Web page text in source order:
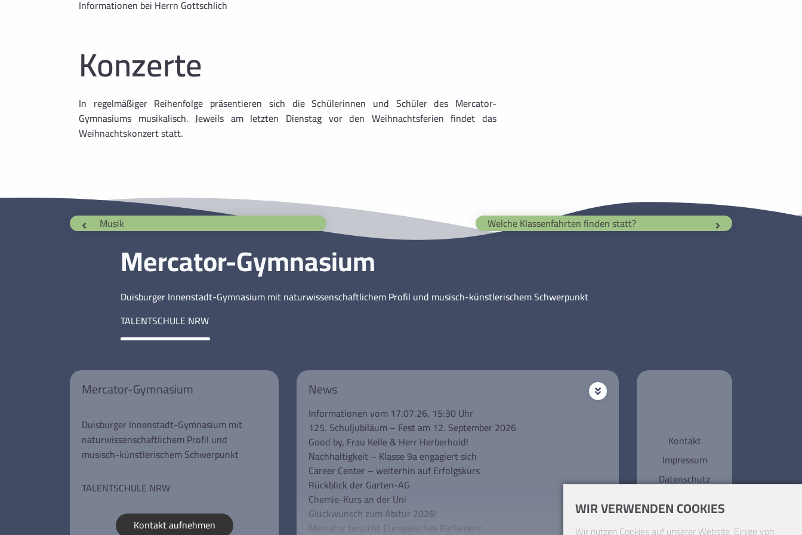
Informationen bei Herrn Gottschlich
Konzerte
In regelmäßiger Reihenfolge präsentieren sich die Schülerinnen und Schüler des Mercator-
Gymnasiums musikalisch. Jeweils am letzten Dienstag vor den Weihnachtsferien findet das
Weihnachtskonzert statt.
Musik Welche Klassenfahrten finden statt?
Mercator-Gymnasium
Duisburger Innenstadt-Gymnasium mit naturwissenschaftlichem Profil und musisch-künstlerischem Schwerpunkt
TALENTSCHULE NRW
Mercator-Gymnasium
Duisburger Innenstadt-Gymnasium mit
naturwissenschaftlichem Profil und
musisch-künstlerischem Schwerpunkt
TALENTSCHULE NRW
Kontakt aufnehmen
News
Informationen vom 17.07.26, 15:30 Uhr
125. Schuljubiläum – Fest am 12. September 2026
Good by, Frau Kelle & Herr Herberhold!
Nachhaltigkeit – Klasse 9a engagiert sich
Career Center – weiterhin auf Erfolgskurs
Rückblick der Garten-AG
Chemie-Kurs an der Uni
Glückwunsch zum Abitur 2026!
Mercator besucht Europäisches Parlament
Kontakt
Impressum
Datenschutz
WIR VERWENDEN COOKIES
Wir nutzen Cookies auf unserer Website. Einige von